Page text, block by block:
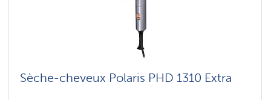
Sèche-cheveux Polaris PHD 1310 Extra